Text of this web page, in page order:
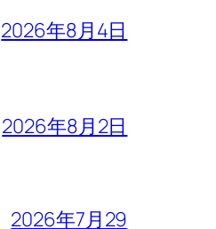
2026年8月4日
2026年8月2日
2026年7月29